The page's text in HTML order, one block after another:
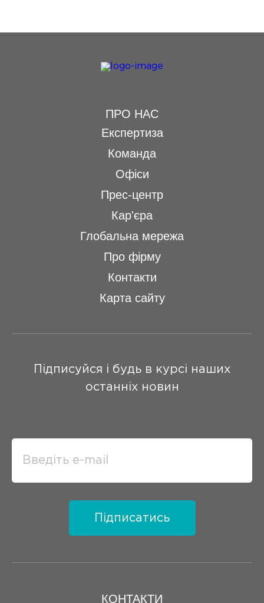
КОНТАКТИ
ПРО НАС
Експертиза
Команда
Офіси
Прес-центр
Кар'єра
Глобальна мережа
Про фірму
Контакти
Карта сайту
Підписуйся і будь в курсі наших
останніх новин
Підписатись